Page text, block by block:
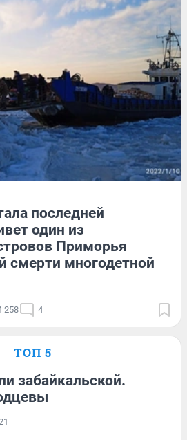
последней
один из
Приморья
смерти многодетной
258 4
ТОП 5
забайкальской.